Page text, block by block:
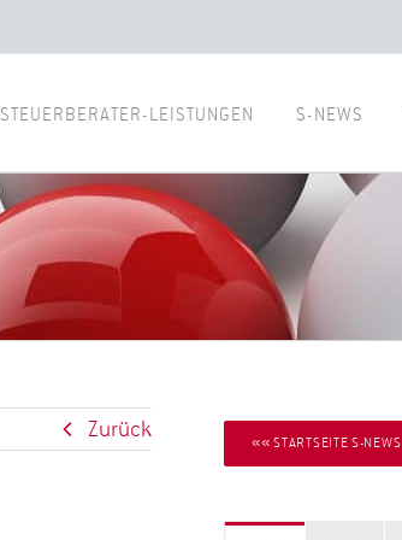
STEUERBERATER-LEISTUNGEN S-NEWS
Zurück «« STARTSEITE S-NEWS